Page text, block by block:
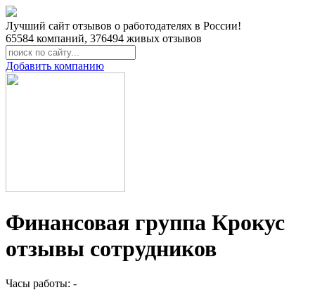
Лучший сайт отзывов о работодателях в России!
65584 компаний, 376494 живых отзывов
Добавить компанию
Финансовая группа Крокус
отзывы сотрудников
Часы работы: -